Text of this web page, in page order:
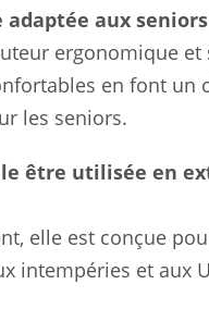
adaptée aux seniors
ergonomique et
en font un
les seniors.
être utilisée en
elle est conçue
intempéries et aux